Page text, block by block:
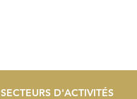
SECTEURS D'ACTIVITÉS